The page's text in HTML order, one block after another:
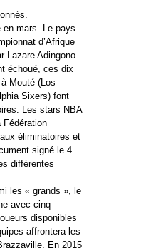
en mars. Le pays
d’Afrique
Lazare Adingono
échoué, ces dix
Mouté (Los
Sixers) font
Les stars NBA
Fédération
éliminatoires et
signé le 4
différentes
les « grands », le
avec cinq
disponibles
affrontera les
En 2015